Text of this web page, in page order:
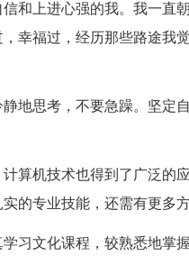
和上进心强的我。我一直
幸福过，经历那些路途我
地思考，不要急躁。坚定
算机技术也得到了广泛的
的专业技能，还需有更多方
习文化课程，较熟悉地掌